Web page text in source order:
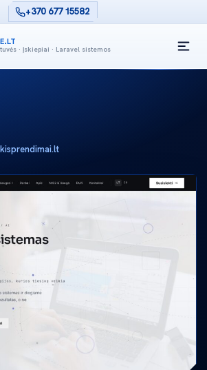
+370 677 15582
· Įskiepiai · Laravel sistemos